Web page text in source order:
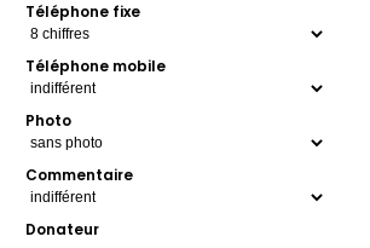
Téléphone fixe
Téléphone mobile
Photo
Commentaire
Donateur